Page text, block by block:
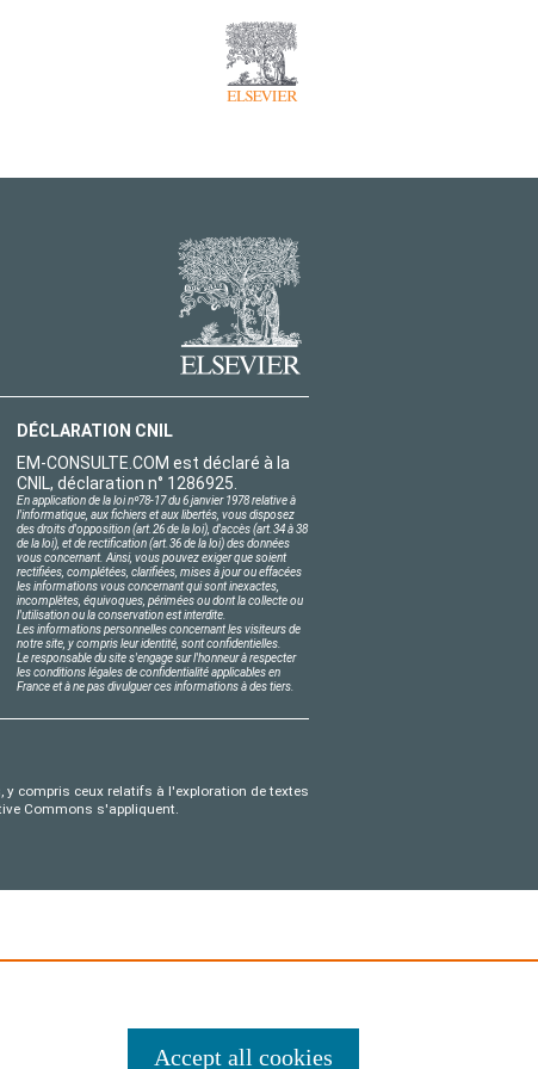
DÉCLARATION CNIL
EM-CONSULTE.COM est déclaré à la
CNIL, déclaration n° 1286925.
En application de la loi nº78-17 du 6 janvier 1978 relative à
l'informatique, aux fichiers et aux libertés, vous disposez
des droits d'opposition (art.26 de la loi), d'accès (art.34 à 38
de la loi), et de rectification (art.36 de la loi) des données
vous concernant. Ainsi, vous pouvez exiger que soient
rectifiées, complétées, clarifiées, mises à jour ou effacées
les informations vous concernant qui sont inexactes,
incomplètes, équivoques, périmées ou dont la collecte ou
l'utilisation ou la conservation est interdite.
Les informations personnelles concernant les visiteurs de
notre site, y compris leur identité, sont confidentielles.
Le responsable du site s'engage sur l'honneur à respecter
les conditions légales de confidentialité applicables en
France et à ne pas divulguer ces informations à des tiers.
compris ceux relatifs à l'exploration de textes
Commons s'appliquent.
Accept all cookies